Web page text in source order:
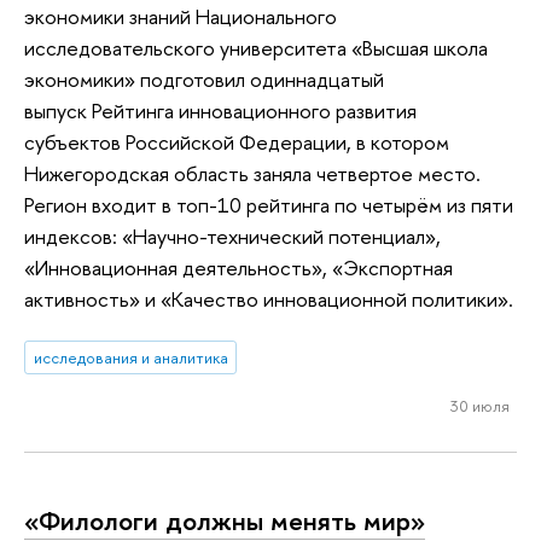
экономики знаний Национального
исследовательского университета «Высшая школа
экономики» подготовил одиннадцатый
выпуск Рейтинга инновационного развития
субъектов Российской Федерации, в котором
Нижегородская область заняла четвертое место.
Регион входит в топ-10 рейтинга по четырём из пяти
индексов: «Научно-технический потенциал»,
«Инновационная деятельность», «Экспортная
активность» и «Качество инновационной политики».
исследования и аналитика
30 июля
«Филологи должны менять мир»